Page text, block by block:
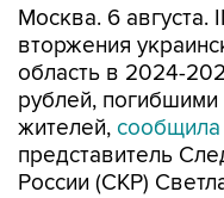
Москва. 6 августа.
вторжения
область в 2024-
рублей,
жителей, сообщила
представитель
России (СКР)